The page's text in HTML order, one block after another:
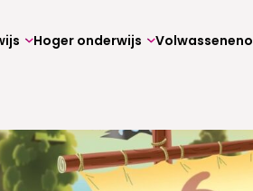
Hoger onderwijs